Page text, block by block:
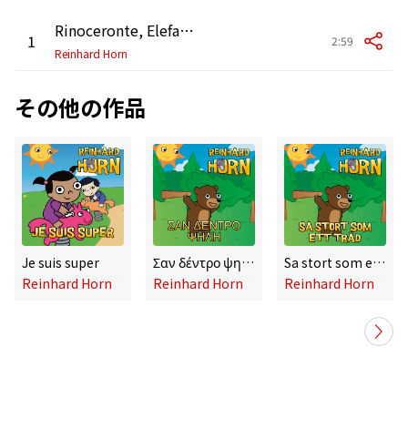
1 Rinoceronte, Elefante e Coccodrillo
Reinhard Horn
2:59
その他の作品
Je suis super
Reinhard Horn
Σαν δέντρο ψηλή
Reinhard Horn
Sa stort som ett träd
Reinhard Horn